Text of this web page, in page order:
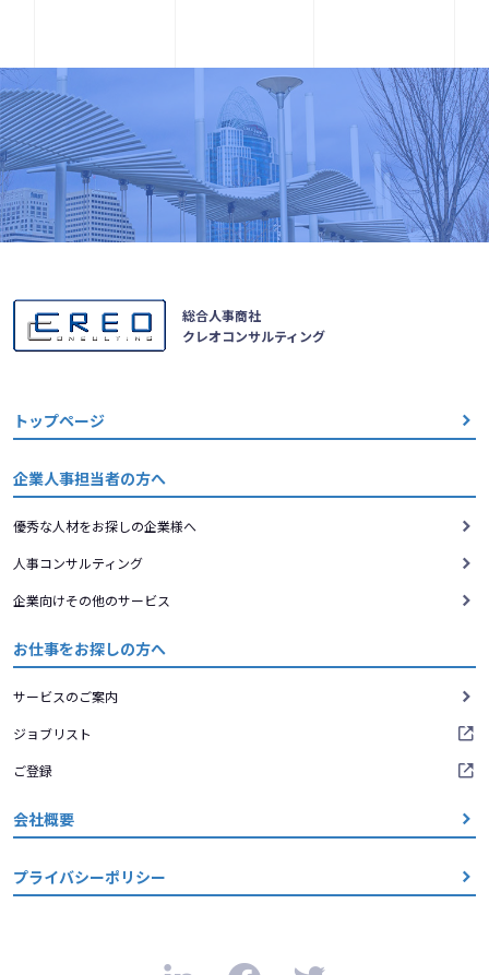
総合人事商社
クレオコンサルティング
トップページ
企業人事担当者の方へ
優秀な人材をお探しの企業様へ
人事コンサルティング
企業向けその他のサービス
お仕事をお探しの方へ
サービスのご案内
ジョブリスト
ご登録
会社概要
プライバシーポリシー